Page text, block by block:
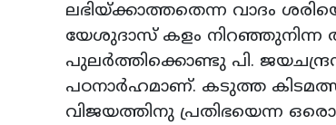
ലഭിയ്ക്കാത്തതെന്ന വാദം
യേശുദാസ് കളം നിറഞ്ഞുനിന്ന
പുലർത്തിക്കൊണ്ടു പി.
പഠനാർഹമാണ്. കടുത്ത
വിജയത്തിനു പ്രതിഭയെന്ന